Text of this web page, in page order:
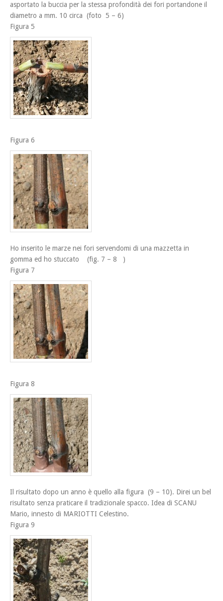
asportato la buccia per la stessa profondità dei fori portandone il
diametro a mm. 10 circa (foto 5 – 6)
Figura 5
Figura 6
Ho inserito le marze nei fori servendomi di una mazzetta in
gomma ed ho stuccato (fig. 7 – 8 )
Figura 7
Figura 8
Il risultato dopo un anno è quello alla figura (9 – 10). Direi un bel
risultato senza praticare il tradizionale spacco. Idea di SCANU
Mario, innesto di MARIOTTI Celestino.
Figura 9